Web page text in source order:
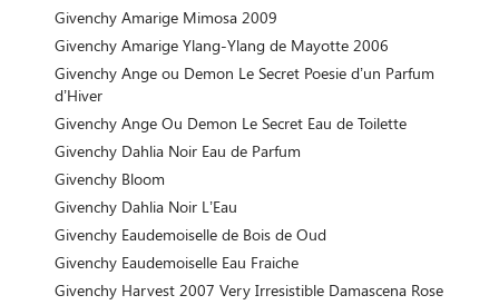
Givenchy Amarige Mimosa 2009
Givenchy Amarige Ylang-Ylang de Mayotte 2006
Givenchy Ange ou Demon Le Secret Poesie d’un Parfum
d’Hiver
Givenchy Ange Ou Demon Le Secret Eau de Toilette
Givenchy Dahlia Noir Eau de Parfum
Givenchy Bloom
Givenchy Dahlia Noir L’Eau
Givenchy Eaudemoiselle de Bois de Oud
Givenchy Eaudemoiselle Eau Fraiche
Givenchy Harvest 2007 Very Irresistible Damascena Rose